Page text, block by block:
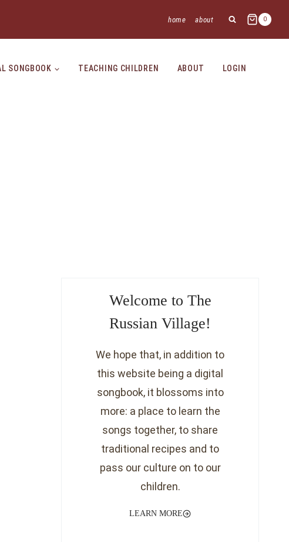
home about 0
SONGBOOK TEACHING CHILDREN ABOUT LOGIN
Welcome to The
Russian Village!
We hope that, in addition to
this website being a digital
songbook, it blossoms into
more: a place to learn the
songs together, to share
traditional recipes and to
pass our culture on to our
children.
LEARN MORE